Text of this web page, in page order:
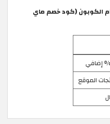
الكوبون (كود خصم ماي
الموقع